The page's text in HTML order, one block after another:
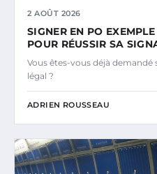
2 AOÛT 2026
SIGNER EN PO
POUR RÉUSSIR SA
Vous êtes-vous déjà demandé
légal ?
ADRIEN ROUSSEAU